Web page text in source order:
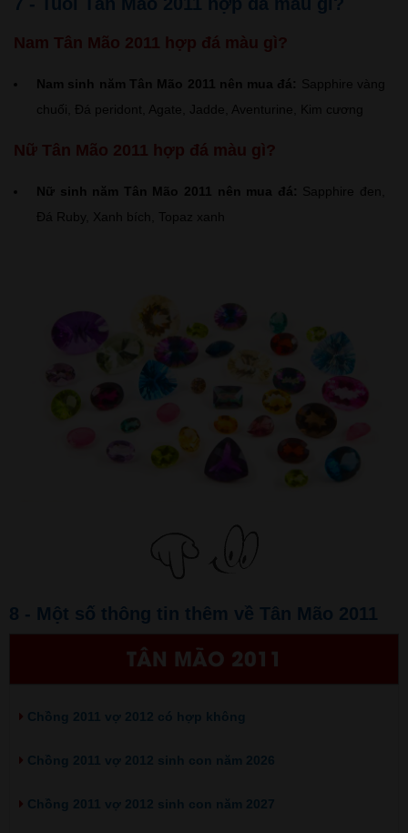
7 - Tuổi Tân Mão 2011 hợp đá màu gì?
Nam Tân Mão 2011 hợp đá màu gì?
Nam sinh năm Tân Mão 2011 nên mua đá:
Sapphire vàng
chuối, Đá peridont, Agate, Jadde, Aventurine, Kim cương
Nữ Tân Mão 2011 hợp đá màu gì?
Nữ sinh năm Tân Mão 2011 nên mua đá:
Sapphire đen,
Đá Ruby, Xanh bích, Topaz xanh
8 - Một số thông tin thêm về Tân Mão 2011
TÂN MÃO 2011
Chồng 2011 vợ 2012 có hợp không
Chồng 2011 vợ 2012 sinh con năm 2026
Chồng 2011 vợ 2012 sinh con năm 2027